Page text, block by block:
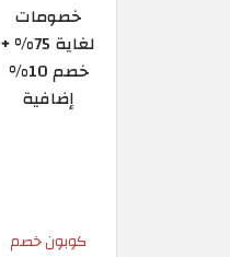
خصومات
لغاية 75% +
خصم 10%
إضافية
كوبون خصم